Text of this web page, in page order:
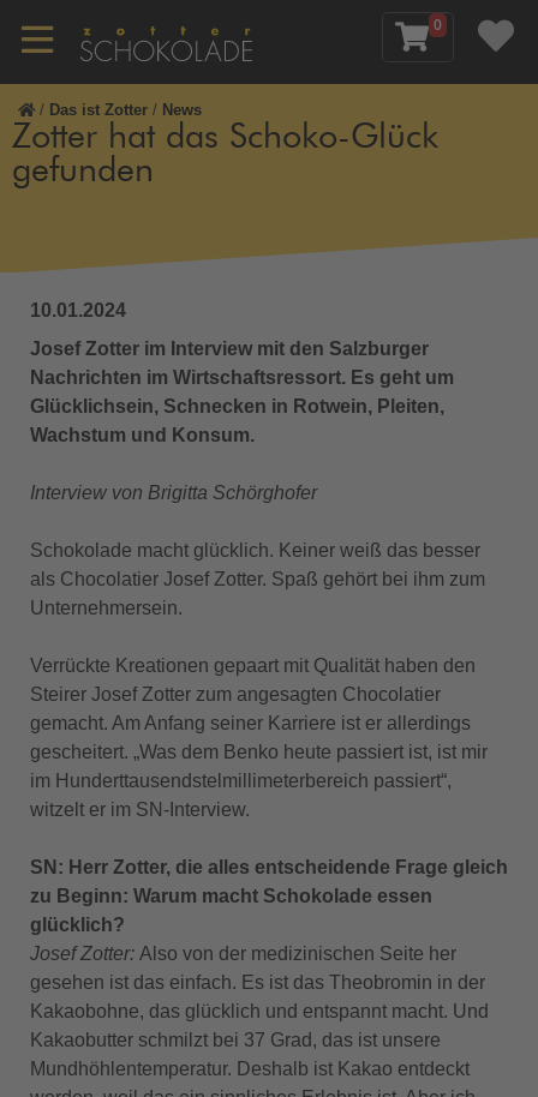
0
/ Das ist Zotter / News
Zotter hat das Schoko-Glück
gefunden
10.01.2024
Josef Zotter im Interview mit den Salzburger
Nachrichten im Wirtschaftsressort. Es geht um
Glücklichsein, Schnecken in Rotwein, Pleiten,
Wachstum und Konsum.
Interview von Brigitta Schörghofer
Schokolade macht glücklich. Keiner weiß das besser
als Chocolatier Josef Zotter. Spaß gehört bei ihm zum
Unternehmersein.
Verrückte Kreationen gepaart mit Qualität haben den
Steirer Josef Zotter zum angesagten Chocolatier
gemacht. Am Anfang seiner Karriere ist er allerdings
gescheitert. „Was dem Benko heute passiert ist, ist mir
im Hunderttausendstelmillimeterbereich passiert“,
witzelt er im SN-Interview.
SN: Herr Zotter, die alles entscheidende Frage gleich
zu Beginn: Warum macht Schokolade essen
glücklich?
Josef Zotter: Also von der medizinischen Seite her
gesehen ist das einfach. Es ist das Theobromin in der
Kakaobohne, das glücklich und entspannt macht. Und
Kakaobutter schmilzt bei 37 Grad, das ist unsere
Mundhöhlentemperatur. Deshalb ist Kakao entdeckt